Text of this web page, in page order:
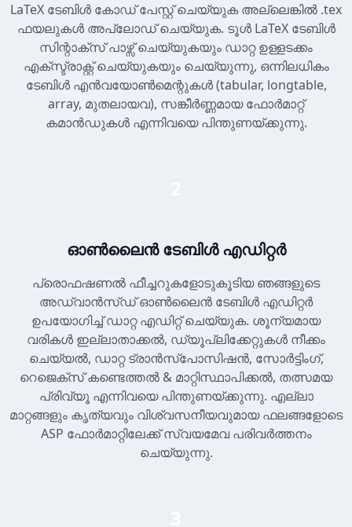
LaTeX ടേബിൾ കോഡ് പേസ്റ്റ് ചെയ്യുക അല്ലെങ്കിൽ .tex
ഫയലുകൾ അപ്‌ലോഡ് ചെയ്യുക. ടൂൾ LaTeX ടേബിൾ
സിന്റാക്സ് പാഴ്സ് ചെയ്യുകയും ഡാറ്റ ഉള്ളടക്കം
എക്സ്ട്രാക്റ്റ് ചെയ്യുകയും ചെയ്യുന്നു, ഒന്നിലധികം
ടേബിൾ എൻവയോൺമെന്റുകൾ (tabular, longtable,
array, മുതലായവ), സങ്കീർണ്ണമായ ഫോർമാറ്റ്
കമാൻഡുകൾ എന്നിവയെ പിന്തുണയ്ക്കുന്നു.
ഓൺലൈൻ ടേബിൾ എഡിറ്റർ
പ്രൊഫഷണൽ ഫീച്ചറുകളോടുകൂടിയ ഞങ്ങളുടെ
അഡ്വാൻസ്ഡ് ഓൺലൈൻ ടേബിൾ എഡിറ്റർ
ഉപയോഗിച്ച് ഡാറ്റ എഡിറ്റ് ചെയ്യുക. ശൂന്യമായ
വരികൾ ഇല്ലാതാക്കൽ, ഡ്യൂപ്ലിക്കേറ്റുകൾ നീക്കം
ചെയ്യൽ, ഡാറ്റ ട്രാൻസ്പോസിഷൻ, സോർട്ടിംഗ്,
റെജെക്സ് കണ്ടെത്തൽ & മാറ്റിസ്ഥാപിക്കൽ, തത്സമയ
പ്രിവ്യൂ എന്നിവയെ പിന്തുണയ്ക്കുന്നു. എല്ലാ
മാറ്റങ്ങളും കൃത്യവും വിശ്വസനീയവുമായ ഫലങ്ങളോടെ
ASP ഫോർമാറ്റിലേക്ക് സ്വയമേവ പരിവർത്തനം
ചെയ്യുന്നു.